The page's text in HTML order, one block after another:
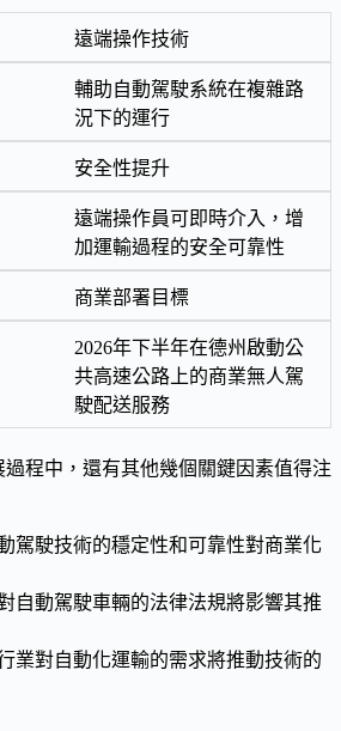
遠端操作技術
輔助自動駕駛系統在複雜路
況下的運行
安全性提升
遠端操作員可即時介入，增
加運輸過程的安全可靠性
商業部署目標
2026年下半年在德州啟動公
共高速公路上的商業無人駕
駛配送服務
程中，還有其他幾個關鍵因素值得注
駕駛技術的穩定性和可靠性對商業化
自動駕駛車輛的法律法規將影響其推
業對自動化運輸的需求將推動技術的